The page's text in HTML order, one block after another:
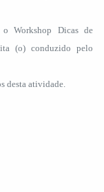
Workshop Dicas de
(o) conduzido pelo
desta atividade.